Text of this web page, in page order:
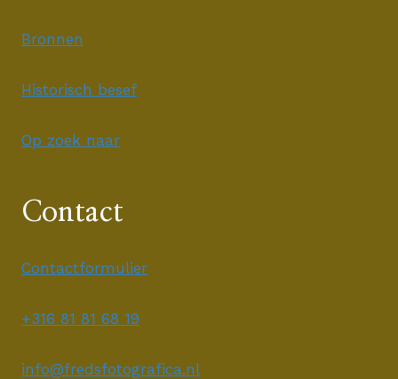
Bronnen
Historisch besef
Op zoek naar
Contact
Contactformulier
+316 81 81 68 19
info@fredsfotografica.nl